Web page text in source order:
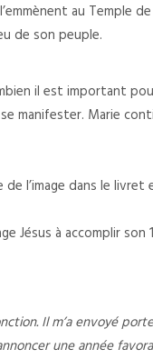
au Temple de
de son peuple.
il est important
manifester. Marie
l’image dans le livret
Jésus à accomplir son
Il m’a envoyé
une année